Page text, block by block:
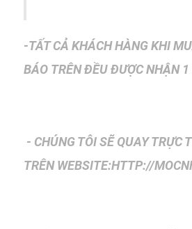
-TẤT CẢ KHÁCH HÀNG KHI
BÁO TRÊN ĐỀU ĐƯỢC NHẬN
- CHÚNG TÔI SẼ QUAY TRỰC
TRÊNWEBSITE:HTTP://